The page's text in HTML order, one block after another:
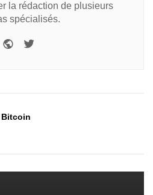
la rédaction de plusieurs
spécialisés.
Bitcoin